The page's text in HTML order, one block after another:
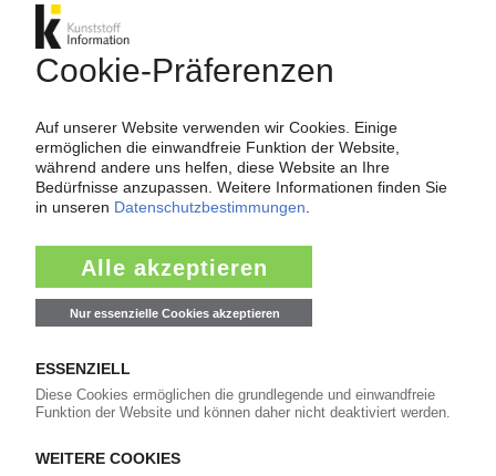
ab99€/Monat
Jetzt kostenlos testen
Bereits KI-Abonnent? Jetzt
anmelden!
Mehr zu ...
Adient Yanfeng Automotive Interiors